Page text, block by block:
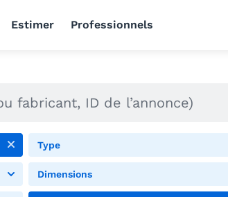
Estimer Professionnels
Type
Dimensions